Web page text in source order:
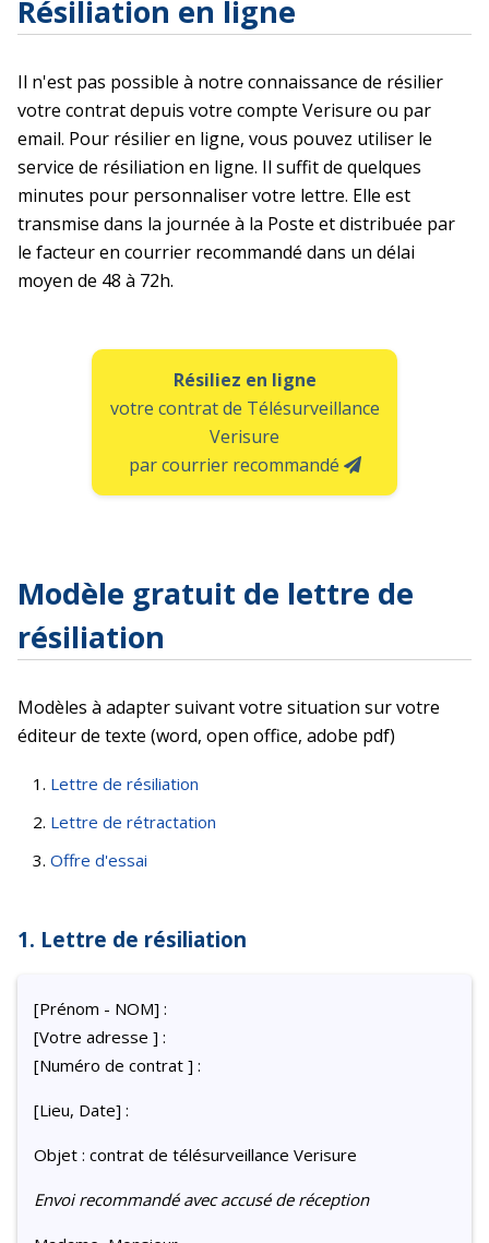
Résiliation en ligne
Il n'est pas possible à notre connaissance de résilier
votre contrat depuis votre compte Verisure ou par
email. Pour résilier en ligne, vous pouvez utiliser le
service de résiliation en ligne. Il suffit de quelques
minutes pour personnaliser votre lettre. Elle est
transmise dans la journée à la Poste et distribuée par
le facteur en courrier recommandé dans un délai
moyen de 48 à 72h.
Résiliez en ligne
votre contrat de Télésurveillance
Verisure
par courrier recommandé
Modèle gratuit de lettre de
résiliation
Modèles à adapter suivant votre situation sur votre
éditeur de texte (word, open office, adobe pdf)
Lettre de résiliation
Lettre de rétractation
Offre d'essai
1. Lettre de résiliation
[Prénom - NOM] :
[Votre adresse ] :
[Numéro de contrat ] :
[Lieu, Date] :
Objet : contrat de télésurveillance Verisure
Envoi recommandé avec accusé de réception